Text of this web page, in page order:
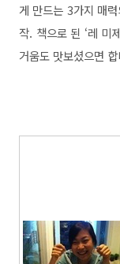
게 만드는 3가지 매
작. 책으로 된 ‘레 미
거움도 맛보셨으면